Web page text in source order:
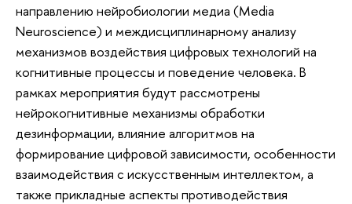
направлению нейробиологии медиа (Media
Neuroscience) и междисциплинарному анализу
механизмов воздействия цифровых технологий на
когнитивные процессы и поведение человека. В
рамках мероприятия будут рассмотрены
нейрокогнитивные механизмы обработки
дезинформации, влияние алгоритмов на
формирование цифровой зависимости, особенности
взаимодействия с искусственным интеллектом, а
также прикладные аспекты противодействия